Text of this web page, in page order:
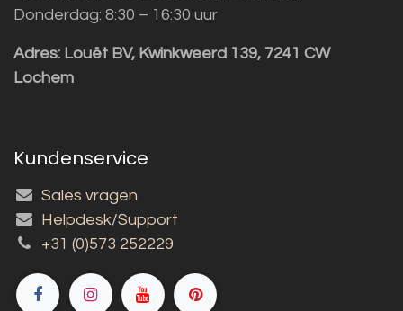
Donderdag: 8:30 – 16:30 uur
Adres: Louët BV, Kwinkweerd 139, 7241 CW
Lochem
Kundenservice
Sales vragen
Helpdesk/Support
+31 (0)573 252229